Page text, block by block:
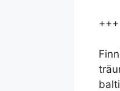
+++